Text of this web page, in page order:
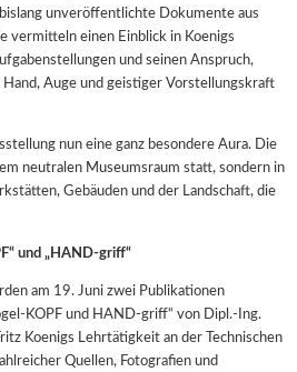
unveröffentlichte Dokumente aus
vermitteln einen Einblick in Koenigs
und seinen Anspruch,
Auge und geistiger Vorstellungskraft
nun eine ganz besondere Aura. Die
neutralen Museumsraum statt, sondern in
Gebäuden und der Landschaft, die
und „HAND-griff“
am 19. Juni zwei Publikationen
KOPF und HAND-griff“ von Dipl.-Ing.
Koenigs Lehrtätigkeit an der Technischen
Quellen, Fotografien und